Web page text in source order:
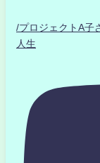
/プロジェクトA子
人生